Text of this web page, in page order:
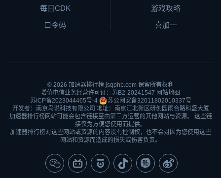
每日CDK
口令码
游戏攻略
喜加一
© 2026 加速器排行榜 jsqphb.com 保留所有权利
增值电信业务经营许可证：苏B2-20241547 网站地图
苏ICP备2023044465号-4
苏公网安备32011802010337号
开发者：南京鸟说科技有限公司 地址：南京江北新区研创园雨合路科盛大厦
加速器排行榜网站可能会包含链接至由第三方运营的其他网站与资源。 这些链
接仅为方便您使用而提供。
加速器排行榜对这些网站或资源的内容没有控制权，也不会对因为您使用这些
网站和资源而造成的损失或伤害负责。